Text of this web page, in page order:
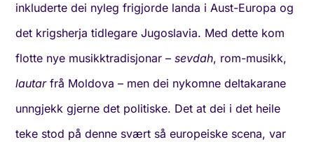
inkluderte dei nyleg frigjorde landa i Aust-Europa og
det krigsherja tidlegare Jugoslavia. Med dette kom
flotte nye musikktradisjonar – sevdah, rom-musikk,
lautarfrå Moldova – men dei nykomne deltakarane
unngjekk gjerne det politiske. Det at dei i det heile
teke stod på denne svært så europeiske scena, var